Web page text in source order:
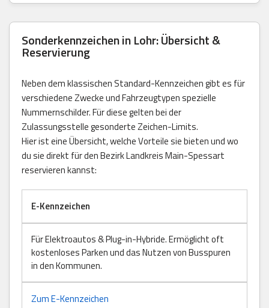
Sonderkennzeichen in Lohr: Übersicht &
Reservierung
Neben dem klassischen Standard-Kennzeichen gibt es für
verschiedene Zwecke und Fahrzeugtypen spezielle
Nummernschilder. Für diese gelten bei der
Zulassungsstelle gesonderte Zeichen-Limits.
Hier ist eine Übersicht, welche Vorteile sie bieten und wo
du sie direkt für den Bezirk Landkreis Main-Spessart
reservieren kannst:
E-Kennzeichen
Für Elektroautos & Plug-in-Hybride. Ermöglicht oft
kostenloses Parken und das Nutzen von Busspuren
in den Kommunen.
Zum E-Kennzeichen